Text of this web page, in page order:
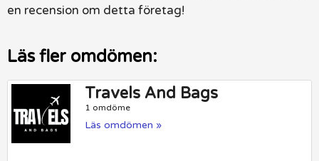
en recension om detta företag!
Läs fler omdömen:
Travels And Bags
1 omdöme
Läs omdömen »